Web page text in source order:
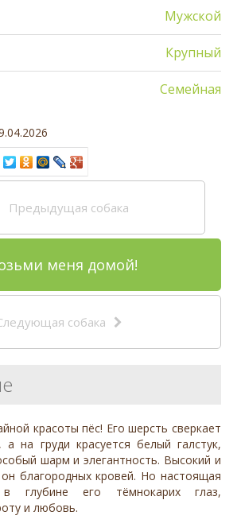
Мужской
Крупный
Семейная
Предыдущая собака
меня домой!
собака
красоты пёс! Его шерсть сверкает
на груди красуется белый галстук,
шарм и элегантность. Высокий и
благородных кровей. Но настоящая
глубине его тёмнокарих глаз,
и любовь.